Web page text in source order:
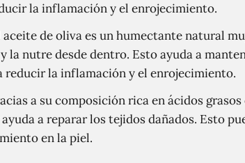
la inflamación y el enrojecimiento.
de oliva es un humectante natural
la nutre desde dentro. Esto ayuda a
reducir la inflamación y el enrojecimiento.
a su composición rica en ácidos
a reparar los tejidos dañados. Esto
en la piel.